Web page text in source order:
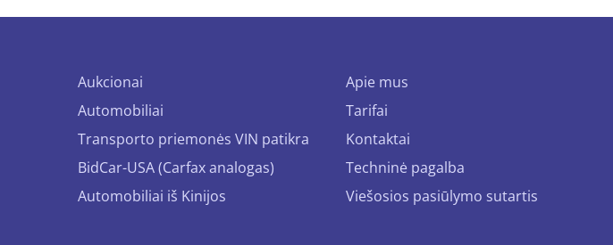
Aukcionai
Automobiliai
Transporto priemonės VIN patikra
BidCar-USA (Carfax analogas)
Automobiliai iš Kinijos
Apie mus
Tarifai
Kontaktai
Techninė pagalba
Viešosios pasiūlymo sutartis